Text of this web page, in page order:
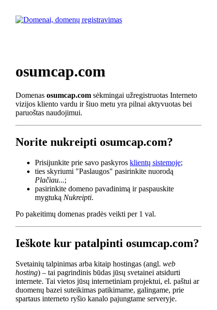
osumcap.com
Domenas osumcap.com sėkmingai užregistruotas Interneto
vizijos kliento vardu ir šiuo metu yra pilnai aktyvuotas bei
paruoštas naudojimui.
Norite nukreipti osumcap.com?
Prisijunkite prie savo paskyros klientų sistemoje;
ties skyriumi "Paslaugos" pasirinkite nuorodą
Plačiau...;
pasirinkite domeno pavadinimą ir paspauskite
mygtuką Nukreipti.
Po pakeitimų domenas pradės veikti per 1 val.
Ieškote kur patalpinti osumcap.com?
Svetainių talpinimas arba kitaip hostingas (angl. web
hosting) – tai pagrindinis būdas jūsų svetainei atsidurti
internete. Tai vietos jūsų internetiniam projektui, el. paštui ar
duomenų bazei suteikimas patikimame, galingame, prie
spartaus interneto ryšio kanalo pajungtame serveryje.